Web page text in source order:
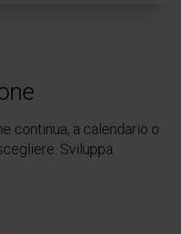
continua, a calendario o
Sviluppa